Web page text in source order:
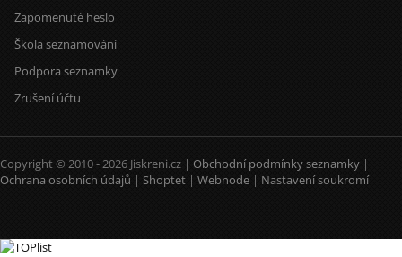
Zapomenuté heslo
Škola seznamování
Podpora seznamky
Zrušení účtu
Copyright © 2010 - 2026 Jiskreni.cz | Obchodní podmínky seznamky |
Ochrana osobních údajů | Shoptet | Webnode | Nastavení soukromí